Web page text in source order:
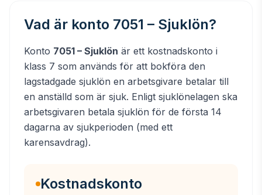
Vad är konto 7051 – Sjuklön?
Konto 7051 – Sjuklön är ett kostnadskonto i
klass 7 som används för att bokföra den
lagstadgade sjuklön en arbetsgivare betalar till
en anställd som är sjuk. Enligt sjuklönelagen ska
arbetsgivaren betala sjuklön för de första 14
dagarna av sjukperioden (med ett
karensavdrag).
Kostnadskonto